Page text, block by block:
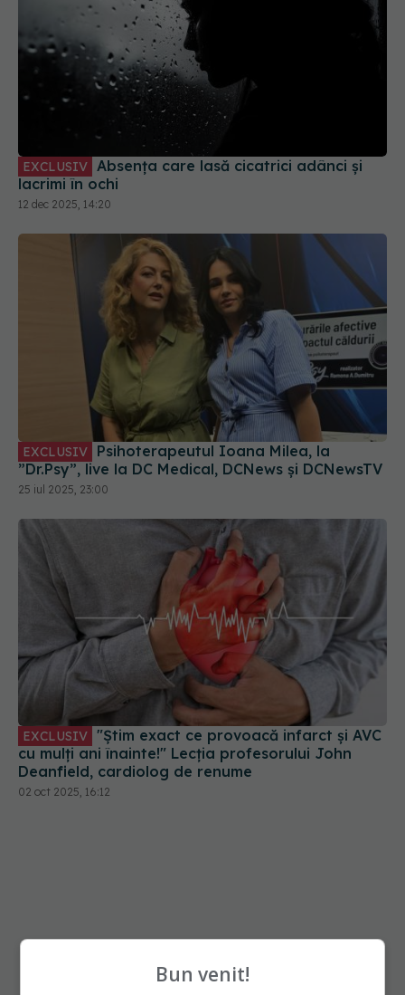
EXCLUSIV
lacrimi în ochi
12 dec 2025, 14:20
EXCLUSIV
”Dr.Psy”, live la DC Medical, DCNews și DCNewsTV
25 iul 2025, 23:00
EXCLUSIV
cu mulți ani înainte!" Lecția profesorului John
Deanfield, cardiolog de renume
02 oct 2025, 16:12
Bun venit!